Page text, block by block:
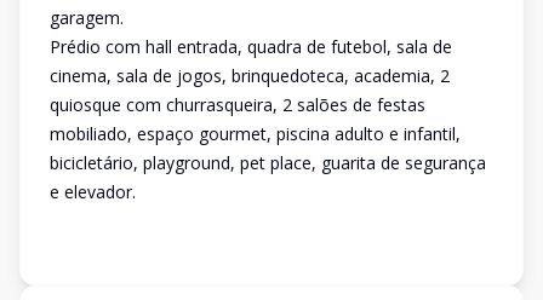
garagem.
Prédio com hall entrada, quadra de futebol, sala de
cinema, sala de jogos, brinquedoteca, academia, 2
quiosque com churrasqueira, 2 salões de festas
mobiliado, espaço gourmet, piscina adulto e infantil,
bicicletário, playground, pet place, guarita de segurança
e elevador.